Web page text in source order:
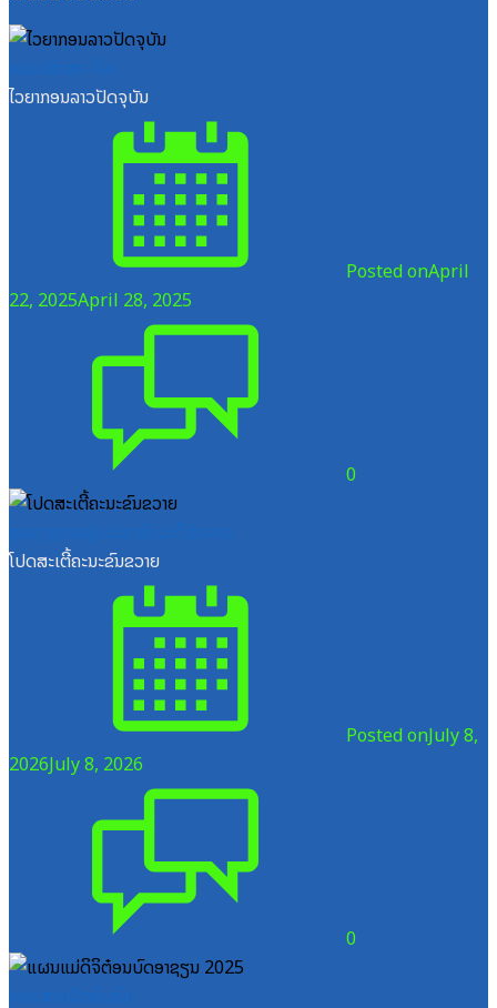
ໄວຍາກອນລາວປັດຈຸບັນ
Posted onApril
22, 2025April 28, 2025
0
ໂປດສະເຕີ້ຄະນະຂົນຂວາຍ
Posted onJuly 8,
2026July 8, 2026
0